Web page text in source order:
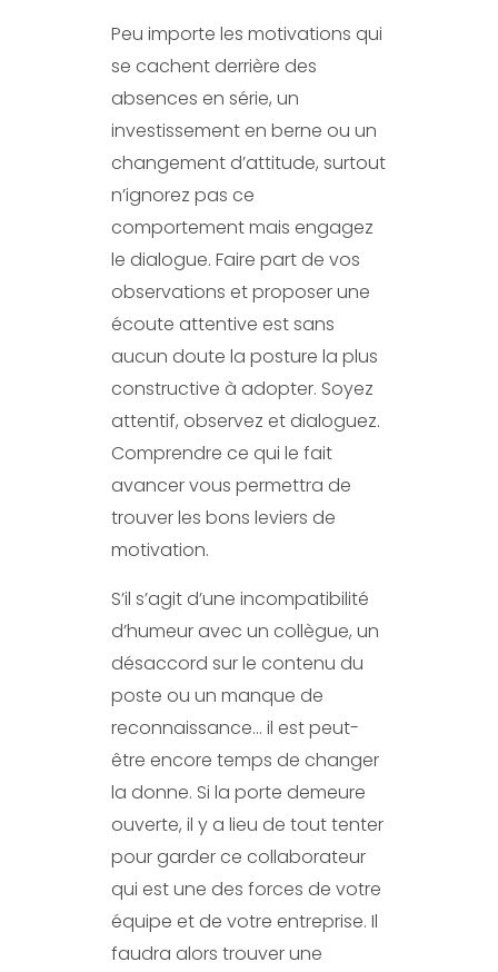
Peu importe les motivations qui
se cachent derrière des
absences en série, un
investissement en berne ou un
changement d’attitude, surtout
n’ignorez pas ce
comportement mais engagez
le dialogue. Faire part de vos
observations et proposer une
écoute attentive est sans
aucun doute la posture la plus
constructive à adopter. Soyez
attentif, observez et dialoguez.
Comprendre ce qui le fait
avancer vous permettra de
trouver les bons leviers de
motivation.
S’il s’agit d’une incompatibilité
d’humeur avec un collègue, un
désaccord sur le contenu du
poste ou un manque de
reconnaissance… il est peut-
être encore temps de changer
la donne. Si la porte demeure
ouverte, il y a lieu de tout tenter
pour garder ce collaborateur
qui est une des forces de votre
équipe et de votre entreprise. Il
faudra alors trouver une